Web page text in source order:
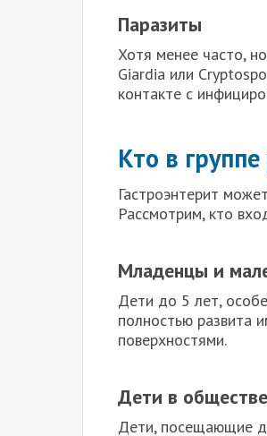
Паразиты
Хотя менее часто,
Giardia или
контакте с
Кто в группе
Гастроэнтерит
Рассмотрим, кто
Младенцы и
Дети до 5 лет,
полностью развита
поверхностями.
Дети в
Дети, посещающие